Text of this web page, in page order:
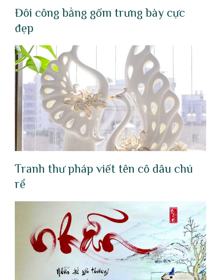
Đôi công bằng gốm trưng bày cực
đẹp
Tranh thư pháp viết tên cô dâu chú
rể